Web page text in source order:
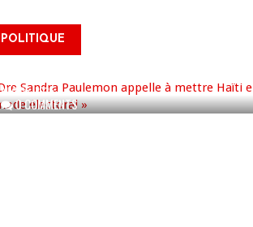
POLITIQUE
0 COMMENTS
électoral » à travers une vaste
campagne nationale de
AUG 06, 2026